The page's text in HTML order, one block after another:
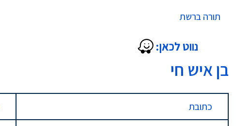
תורה ברשת
נווט לכאן:
בן איש חי
כתובת